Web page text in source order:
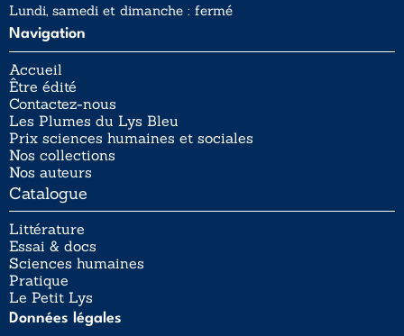
Lundi, samedi et dimanche : fermé
Navigation
Accueil
Être édité
Contactez-nous
Les Plumes du Lys Bleu
Prix sciences humaines et sociales
Nos collections
Nos auteurs
Catalogue
Littérature
Essai & docs
Sciences humaines
Pratique
Le Petit Lys
Données légales